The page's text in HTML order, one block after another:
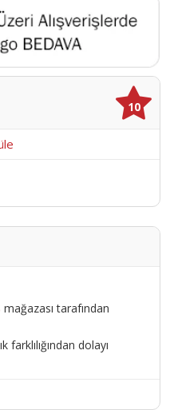
10
mağazası tarafından
dolayı